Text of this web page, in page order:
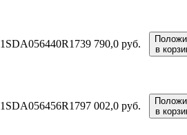
1SDA056440R1 739 790,0 руб.
в
1SDA056456R1 797 002,0 руб.
в